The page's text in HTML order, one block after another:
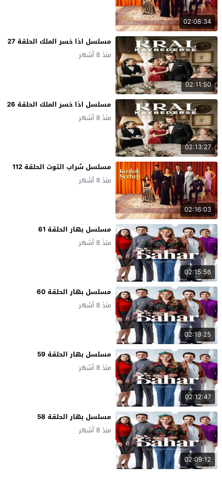
02:08:34
02:11:50
مسلسل اذا خسر الملك الحلقة 27
منذ 8 أشهر
02:13:27
مسلسل اذا خسر الملك الحلقة 26
منذ 8 أشهر
02:16:03
مسلسل شراب التوت الحلقة 112
منذ 8 أشهر
02:15:56
مسلسل بهار الحلقة 61
منذ 8 أشهر
02:19:25
مسلسل بهار الحلقة 60
منذ 8 أشهر
02:12:47
مسلسل بهار الحلقة 59
منذ 8 أشهر
02:09:12
مسلسل بهار الحلقة 58
منذ 8 أشهر